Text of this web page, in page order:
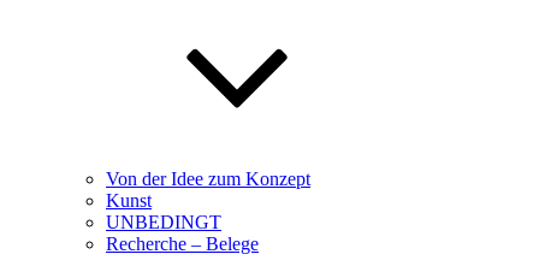
Von der Idee zum Konzept
Kunst
UNBEDINGT
Recherche – Belege